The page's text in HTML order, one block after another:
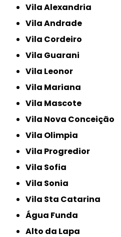
Vila Alexandria
Vila Andrade
Vila Cordeiro
Vila Guarani
Vila Leonor
Vila Mariana
Vila Mascote
Vila Nova Conceição
Vila Olimpia
Vila Progredior
Vila Sofia
Vila Sonia
Vila Sta Catarina
Água Funda
Alto da Lapa